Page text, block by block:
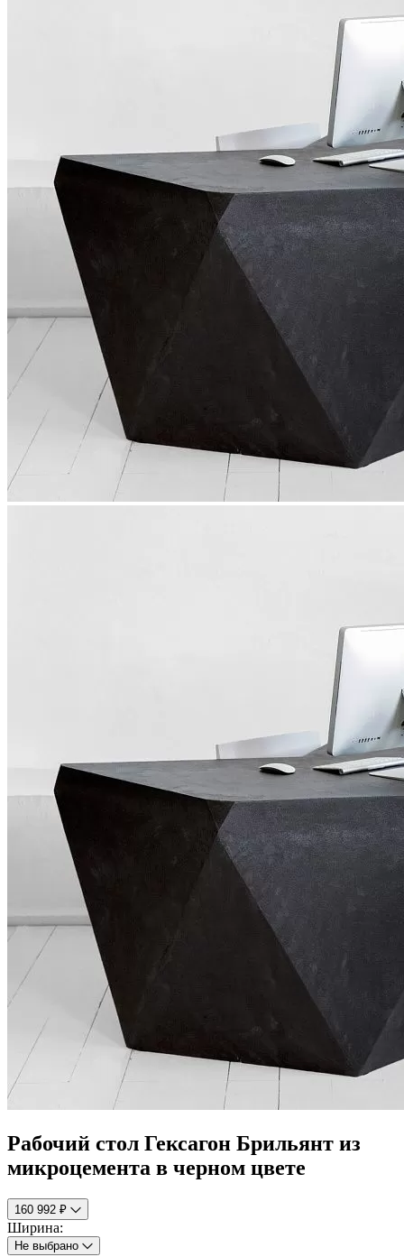
Рабочий стол Гексагон Брильянт из
микроцемента в черном цвете
160 992 ₽
Ширина:
Не выбрано